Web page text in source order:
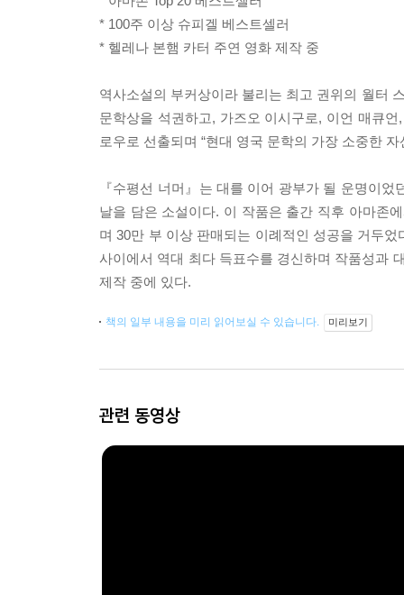
* 100주 이상 슈피겔 베스트셀러
* 헬레나 본햄 카터 주연 영화 제작 중
역사소설의 부커상이라 불리는 최고 권위의 월터
문학상을 석권하고, 가즈오 이시구로, 이언 매큐
로우로 선출되며 “현대 영국 문학의 가장 소중한
『수평선 너머』는 대를 이어 광부가 될 운명이
날을 담은 소설이다. 이 작품은 출간 직후 아마존
며 30만 부 이상 판매되는 이례적인 성공을 거두
사이에서 역대 최다 득표수를 경신하며 작품성과
제작 중에 있다.
책의 일부 내용을 미리 읽어보실 수 있습니다. 미리보기
관련 동영상